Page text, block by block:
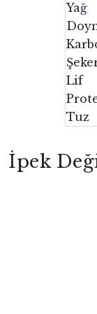
Yağ
Lif
Tuz
İpek